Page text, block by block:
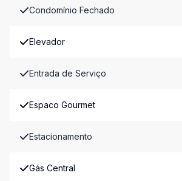
Condomínio Fechado
Elevador
Entrada de Serviço
Espaco Gourmet
Estacionamento
Gás Central